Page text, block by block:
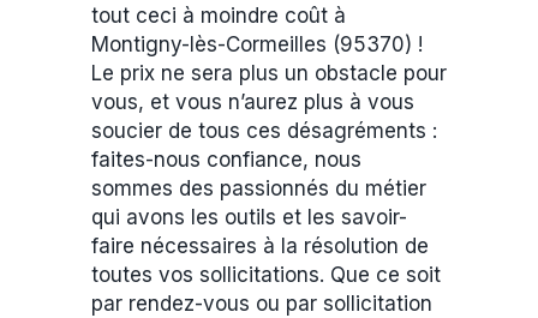
tout ceci à moindre coût à
Montigny-lès-Cormeilles (95370) !
Le prix ne sera plus un obstacle pour
vous, et vous n’aurez plus à vous
soucier de tous ces désagréments :
faites-nous confiance, nous
sommes des passionnés du métier
qui avons les outils et les savoir-
faire nécessaires à la résolution de
toutes vos sollicitations. Que ce soit
par rendez-vous ou par sollicitation